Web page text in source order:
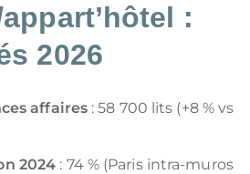
:
2026
affaires : 58 700 lits (+8 % vs
2024 : 74 % (Paris intra-muros